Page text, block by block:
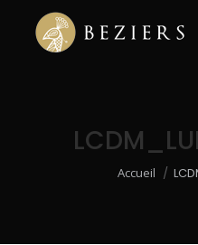
Vous êtes
Accueil